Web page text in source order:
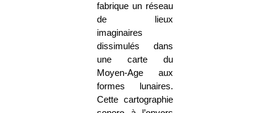
fabrique un réseau
de lieux
imaginaires
dissimulés dans
une carte du
Moyen-Age aux
formes lunaires.
Cette cartographie